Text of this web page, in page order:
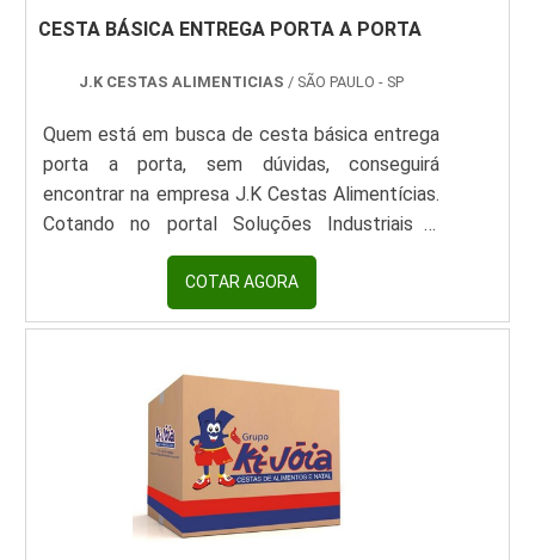
CESTA BÁSICA ENTREGA PORTA A PORTA
J.K CESTAS ALIMENTICIAS / SÃO PAULO - SP
Quem está em busca de cesta básica entrega
porta a porta, sem dúvidas, conseguirá
encontrar na empresa J.K Cestas Alimentícias.
Cotando no portal Soluções Industriais e
encontrando a líder do segmento.Quando o
tema é cesta básica de alimentos entrega
porta a porta, com os melhores profissionais da
qualidade com soluções em benefícios de
alimentação no mais alto padrão de qualidade
de produtos.DIFERENCIAIS IMPORTANTES DE
CESTA BÁSICA ENTREGA PORTA A PORTAHá
muitas maneiras eficientes de demonstrar
competência e excelência em sua área de
COTAR AGORA